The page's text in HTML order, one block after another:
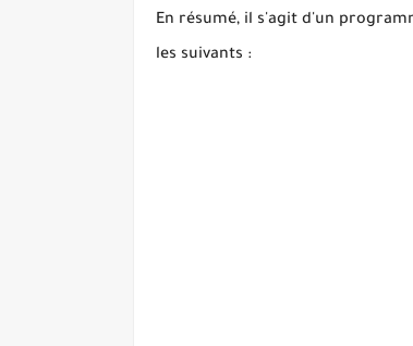
En résumé, il s'agit d'un
les suivants :